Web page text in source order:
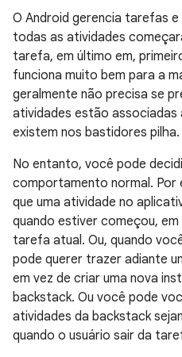
O Android gerencia tarefas
todas as atividades
tarefa, em último em,
funciona muito bem para a
geralmente não precisa se
atividades estão
existem nos bastidores pilha.
No entanto, você pode
comportamento normal. Por
que uma atividade no
quando estiver começou,
tarefa atual. Ou, quando
pode querer trazer adiante
em vez de criar uma nova
backstack. Ou você pode
atividades da backstack
quando o usuário sair da